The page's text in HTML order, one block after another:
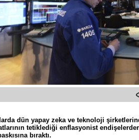
dün yapay zeka ve teknoloji
tetiklediği enflasyonist
bıraktı.